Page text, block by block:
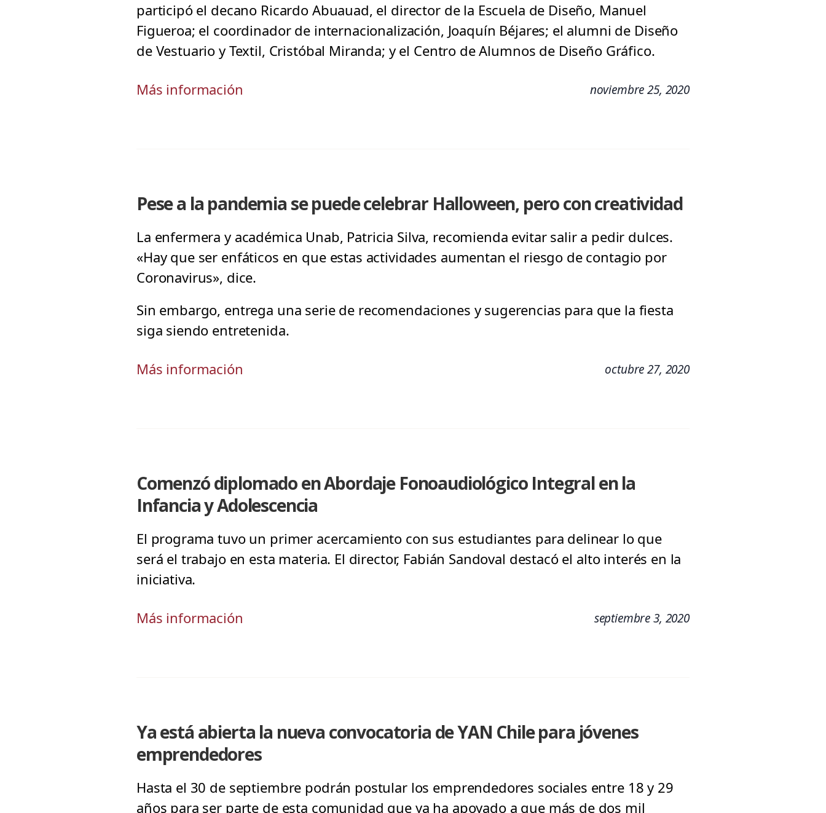
participó el decano Ricardo Abuauad, el director de la Escuela de Diseño, Manuel
Figueroa; el coordinador de internacionalización, Joaquín Béjares; el alumni de Diseño
de Vestuario y Textil, Cristóbal Miranda; y el Centro de Alumnos de Diseño Gráfico.
Más información noviembre 25, 2020
Pese a la pandemia se puede celebrar Halloween, pero con creatividad
La enfermera y académica Unab, Patricia Silva, recomienda evitar salir a pedir dulces.
«Hay que ser enfáticos en que estas actividades aumentan el riesgo de contagio por
Coronavirus», dice.
Sin embargo, entrega una serie de recomendaciones y sugerencias para que la fiesta
siga siendo entretenida.
Más información octubre 27, 2020
Comenzó diplomado en Abordaje Fonoaudiológico Integral en la
Infancia y Adolescencia
El programa tuvo un primer acercamiento con sus estudiantes para delinear lo que
será el trabajo en esta materia. El director, Fabián Sandoval destacó el alto interés en la
iniciativa.
Más información septiembre 3, 2020
Ya está abierta la nueva convocatoria de YAN Chile para jóvenes
emprendedores
Hasta el 30 de septiembre podrán postular los emprendedores sociales entre 18 y 29
años para ser parte de esta comunidad que ya ha apoyado a que más de dos mil